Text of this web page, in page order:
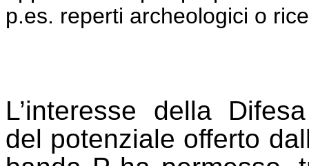
p.es. reperti archeologici o
L’interesse della
del potenziale offerto